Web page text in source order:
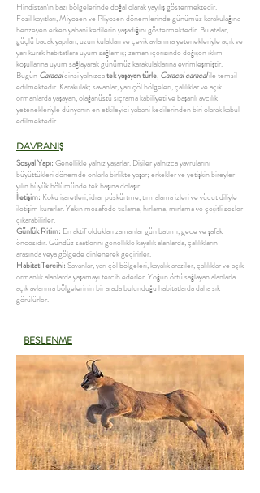
Hindistan'ın bazı bölgelerinde doğal olarak yayılış göstermektedir.
Fosil kayıtları, Miyosen ve Pliyosen dönemlerinde günümüz karakulağına
benzeyen erken yabani kedilerin yaşadığını göstermektedir. Bu atalar,
güçlü bacak yapıları, uzun kulakları ve çevik avlanma yetenekleriyle açık ve
yarı kurak habitatlara uyum sağlamış; zaman içerisinde değişen iklim
koşullarına uyum sağlayarak günümüz karakulaklarına evrimleşmiştir.
Bugün Caracalcinsi yalnızcatek yaşayan türle, Caracal caracalile temsil
edilmektedir. Karakulak; savanlar, yarı çöl bölgeleri, çalılıklar ve açık
ormanlarda yaşayan, olağanüstü sıçrama kabiliyeti ve başarılı avcılık
yetenekleriyle dünyanın en etkileyici yabani kedilerinden biri olarak kabul
edilmektedir.
DAVRANIŞ
Sosyal Yapı: Genellikle yalnız yaşarlar. Dişiler yalnızca yavrularını
büyüttükleri dönemde onlarla birlikte yaşar; erkekler ve yetişkin bireyler
yılın büyük bölümünde tek başına dolaşır.
İletişim: Koku işaretleri, idrar püskürtme, tırmalama izleri ve vücut diliyle
iletişim kurarlar. Yakın mesafede tıslama, hırlama, mırlama ve çeşitli sesler
çıkarabilirler.
Günlük Ritim: En aktif oldukları zamanlar gün batımı, gece ve şafak
öncesidir. Gündüz saatlerini genellikle kayalık alanlarda, çalılıkların
arasında veya gölgede dinlenerek geçirirler.
Habitat Tercihi: Savanlar, yarı çöl bölgeleri, kayalık araziler, çalılıklar ve açık
ormanlık alanlarda yaşamayı tercih ederler. Yoğun örtü sağlayan alanlarla
açık avlanma bölgelerinin bir arada bulunduğu habitatlarda daha sık
görülürler.
BESLENME